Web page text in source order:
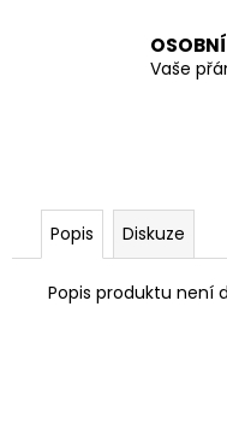
Vaše
Popis Diskuze
Popis produktu není